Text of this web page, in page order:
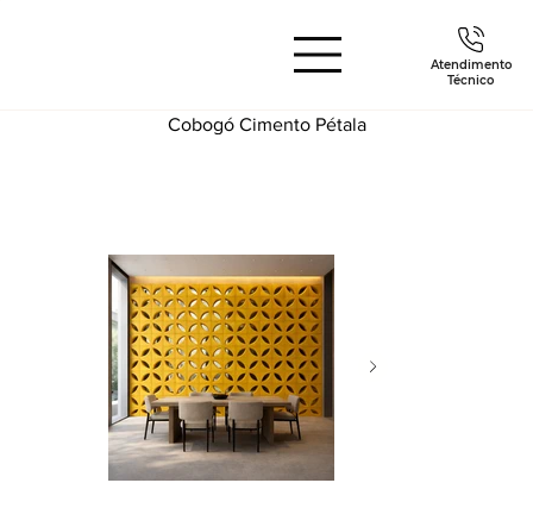
Atendimento
Técnico
Cobogó Cimento Pétala